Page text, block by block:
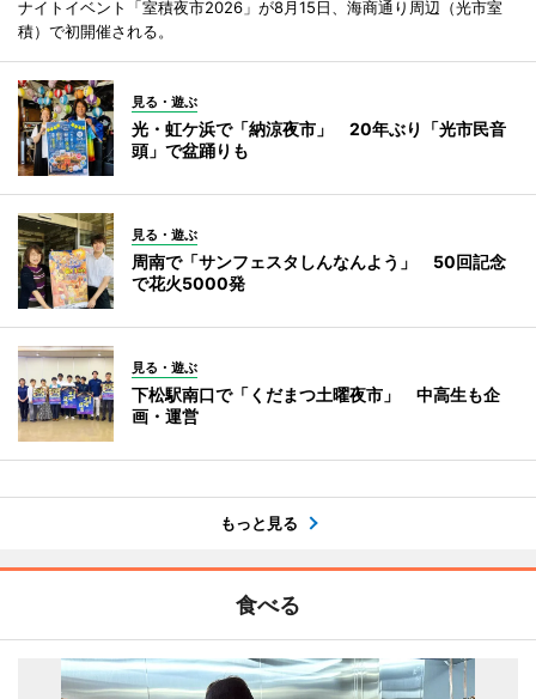
ナイトイベント「室積夜市2026」が8月15日、海商通り周辺（光市室
積）で初開催される。
見る・遊ぶ
光・虹ケ浜で「納涼夜市」 20年ぶり「光市民音
頭」で盆踊りも
見る・遊ぶ
周南で「サンフェスタしんなんよう」 50回記念
で花火5000発
見る・遊ぶ
下松駅南口で「くだまつ土曜夜市」 中高生も企
画・運営
もっと見る
食べる